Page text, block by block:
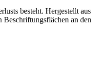
besteht. Hergestellt aus
an den